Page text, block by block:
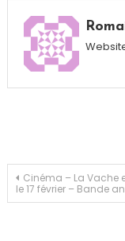
Amende,
Cavalier
King
Handy
Bag,
Cinéma – La Vache
le 17 février – Bande